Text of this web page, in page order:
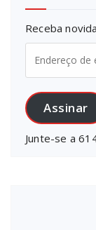
Receba
de
e-
mail
Assinar
Junte-se a